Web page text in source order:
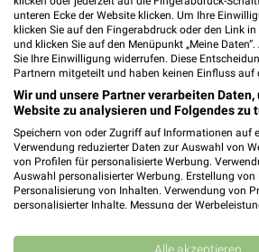
6,8 km
Angebote ab 03.08.
Noch heute gültig Gültig ab
XXXLutz
unteren Ecke der Website klicken. Um Ihre
klicken Sie auf den Fingerabdruck oder den Link
und klicken Sie auf den Menüpunkt „Meine
Sie Ihre Einwilligung widerrufen. Diese
Partnern mitgeteilt und haben keinen Einfluss auf
Wir und unsere Partner verarbeiten
Website zu analysieren und Folgendes zu
Speichern von oder Zugriff auf Informationen auf
Verwendung reduzierter Daten zur Auswahl von
von Profilen für personalisierte Werbung.
Auswahl personalisierter Werbung. Erstellung von
Personalisierung von Inhalten. Verwendung von
personalisierter Inhalte. Messung der
Kombinationen von Daten aus verschiedenen
Verbesserung der Angebote. Verwendung
Alle akzeptieren